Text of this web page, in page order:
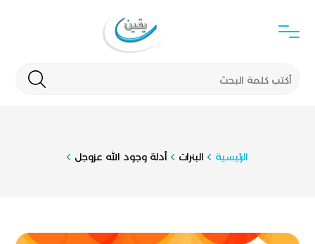
الرئيسية البنرات أدلة وجود الله عزوجل